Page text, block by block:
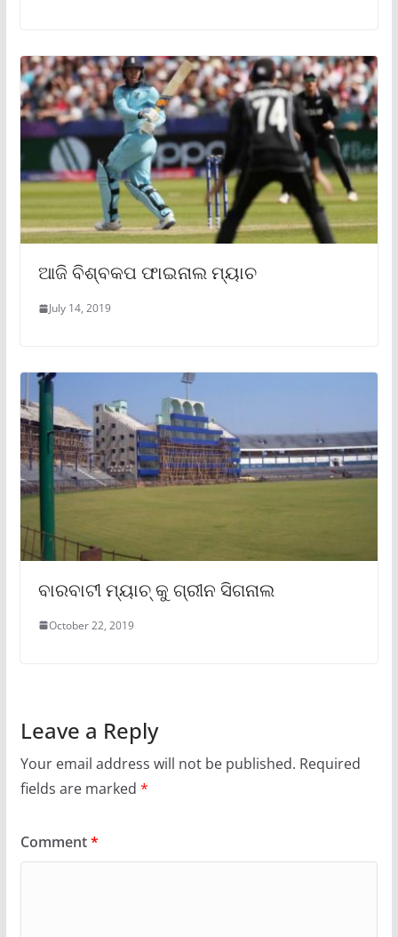
ଆଜି ବିଶ୍ବକପ ଫାଇନାଲ ମ୍ୟାଚ
July 14, 2019
ବାରବାଟୀ ମ୍ୟାଚ୍‌ କୁ ଗ୍ରୀନ ସିଗନାଲ
October 22, 2019
Leave a Reply
Your email address will not be published. Required
fields are marked *
Comment*